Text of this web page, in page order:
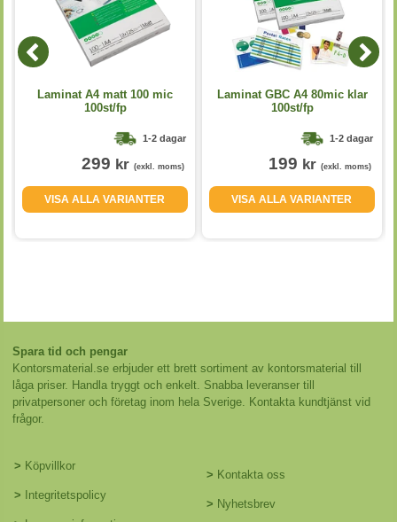
Laminat A4 matt 100 mic
100st/fp
1-2 dagar
299 kr (exkl. moms)
VISA ALLA VARIANTER
Laminat GBC A4 80mic klar
100st/fp
1-2 dagar
199 kr (exkl. moms)
VISA ALLA VARIANTER
Spara tid och pengar
Kontorsmaterial.se erbjuder ett brett sortiment av kontorsmaterial till
låga priser. Handla tryggt och enkelt. Snabba leveranser till
privatpersoner och företag inom hela Sverige. Kontakta kundtjänst vid
frågor.
> Köpvillkor
> Integritetspolicy
> Kontakta oss
> Nyhetsbrev